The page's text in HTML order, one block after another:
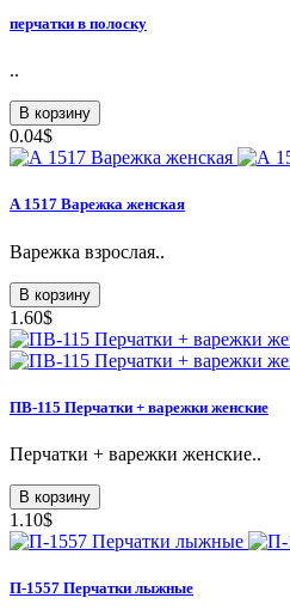
перчатки в полоску
..
В корзину
0.04$
А 1517 Варежка женская
Варежка взрослая..
В корзину
1.60$
ПВ-115 Перчатки + варежки женские
Перчатки + варежки женские..
В корзину
1.10$
П-1557 Перчатки лыжные